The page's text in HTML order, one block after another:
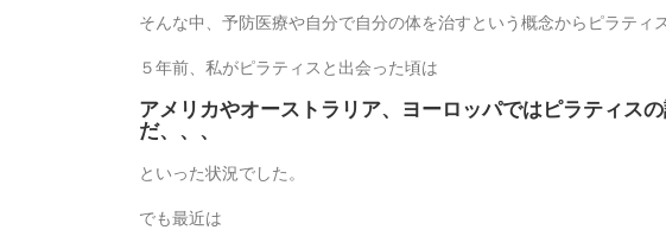
そんな中、予防医療や自分で自分の体を治すという概念からピラティ
５年前、私がピラティスと出会った頃は
アメリカやオーストラリア、ヨーロッパではピラティス
だ、、、
といった状況でした。
でも最近は